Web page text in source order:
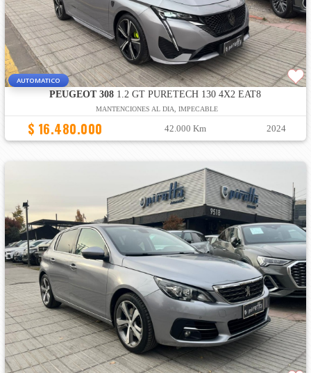
AUTOMATICO
PEUGEOT 308 1.2 GT PURETECH 130 4X2 EAT8
MANTENCIONES AL DIA, IMPECABLE
$ 16.480.000 42.000 Km 2024